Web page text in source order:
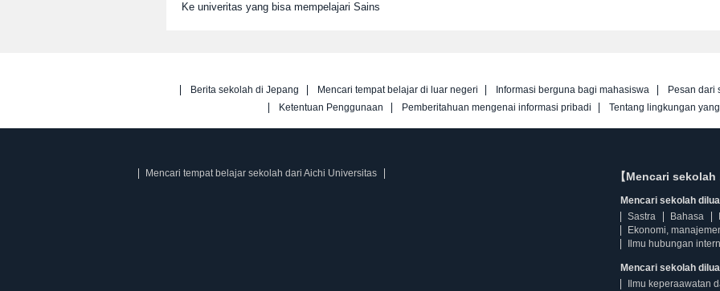
Ke univeritas yang bisa mempelajari Sains
Berita sekolah di Jepang Mencari tempat belajar di luar negeri Informasi berguna bagi mahasiswa
Pesan dari
Ketentuan Penggunaan
Pemberitahuan mengenai informasi pribadi Tentang lingkungan
Mencari tempat belajar sekolah dari Aichi Universitas 【Mencari
Mencari sekolah
Sastra
Bahasa
Ekonomi,
Ilmu hubungan
Mencari sekolah
Ilmu keperaawatan